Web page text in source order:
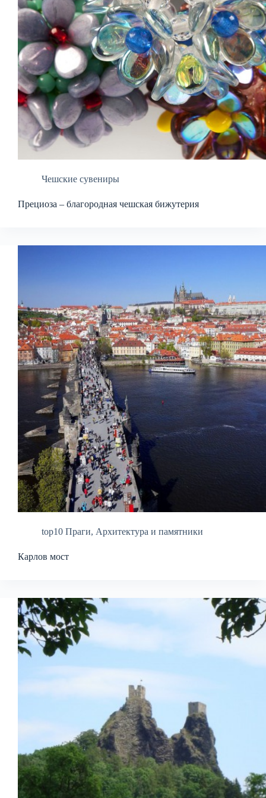
Чешские сувениры
Прециоза – благородная чешская бижутерия
top10 Праги, Архитектура и памятники
Карлов мост